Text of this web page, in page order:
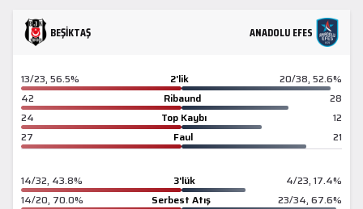
BEŞIKTAŞ ANADOLU EFES
13/23, 56.5% 2'lik
20/38, 52.6%
42
Ribaund
28
24
Top Kaybı
12
27
Faul 21
14/32, 43.8% 3'lük
4/23, 17.4%
14/20, 70.0%
Serbest Atış 23/34, 67.6%